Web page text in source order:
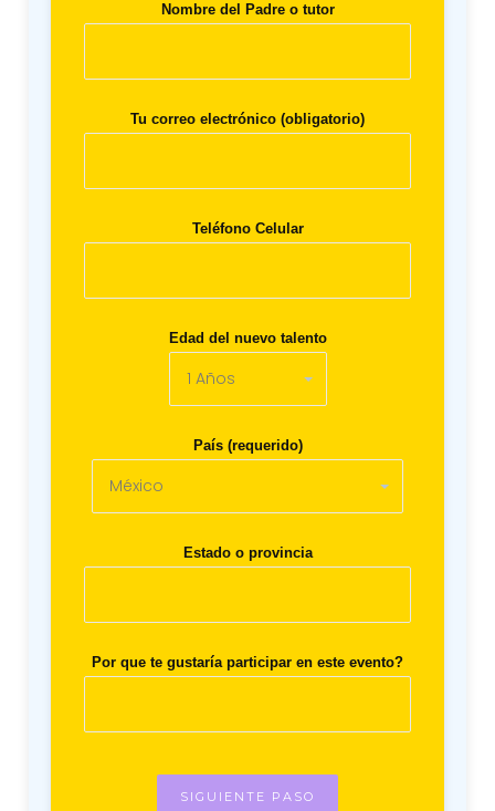
Nombre del Padre o tutor
Tu correo electrónico (obligatorio)
Teléfono Celular
Edad del nuevo talento
País (requerido)
Estado o provincia
Por que te gustaría participar en este evento?